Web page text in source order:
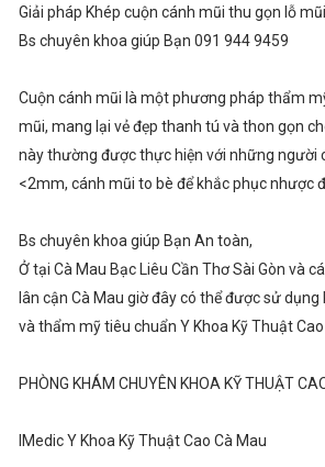
Giải pháp Khép cuộn cánh mũi thu gọn lỗ mũi
Bs chuyên khoa giúp Bạn 091 944 9459
Cuộn cánh mũi là một phương pháp thẩm
mũi, mang lại vẻ đẹp thanh tú và thon gọn
này thường được thực hiện với những người
<2mm, cánh mũi to bè để khắc phục nhược
Bs chuyên khoa giúp Bạn An toàn,
Ở tại Cà Mau Bạc Liêu Cần Thơ Sài Gòn và
lân cận Cà Mau giờ đây có thể được sử
và thẩm mỹ tiêu chuẩn Y Khoa Kỹ Thuật Cao
PHÒNG KHÁM CHUYÊN KHOA KỸ THUẬT
IMedic Y Khoa Kỹ Thuật Cao Cà Mau